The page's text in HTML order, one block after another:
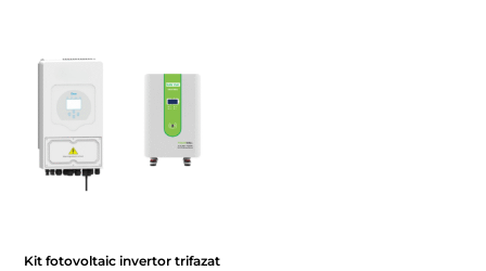
Kit fotovoltaic invertor trifazat